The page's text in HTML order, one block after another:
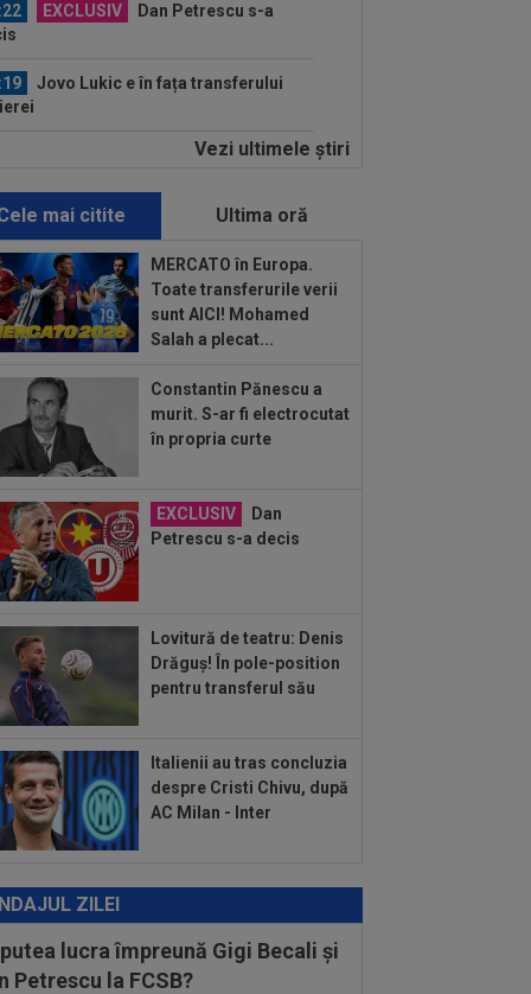
EXCLUSIV
Dan Petrescu s-a
Jovo Lukic e în fața transferului
Ilie Dumitrescu l-a
Micael Leandro a murit, după ce a
împușcat în timpul meciului
Surpriza serii în Europa: rezultat
pentru oaspeți în turul trei...
de Dinamo, după doar 3 etape:
mă așteptam la așa...
Denis Drăguș, tras pe "linie
A fost anunțat transferul unui
EXCLUSIV
Victor Pițurcă,
tranșantă după afirmațiile lui MM
EXCLUSIV
talentat"
Anunțul venit din Israel, după ce
Craiova a oferit 700.000€...
Vezi ultimele ştiri
mai citite Ultima oră
MERCATO în Europa.
Toate transferurile verii
sunt AICI! Mohamed
Salah a plecat...
Constantin Pănescu a
murit. S-ar fi electrocutat
în propria curte
EXCLUSIV
Dan
Petrescu s-a decis
Lovitură de teatru: Denis
Drăguș! În pole-position
pentru transferul său
Italienii au tras concluzia
despre Cristi Chivu, după
AC Milan - Inter
ZILEI
lucra împreună Gigi Becali și
Petrescu la FCSB?